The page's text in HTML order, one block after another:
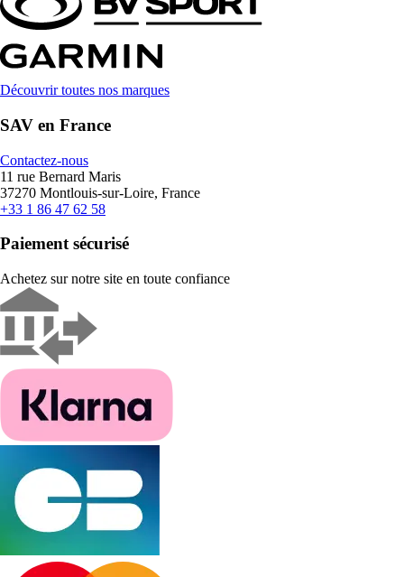
Découvrir toutes nos marques
SAV en France
Contactez-nous
11 rue Bernard Maris
37270 Montlouis-sur-Loire, France
+33 1 86 47 62 58
Paiement sécurisé
Achetez sur notre site en toute confiance